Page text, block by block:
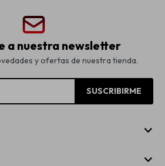
a nuestra newsletter
y ofertas de nuestra tienda.
SUSCRIBIRME